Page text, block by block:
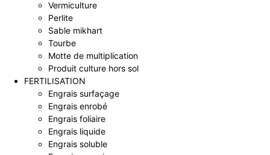
Vermiculture
Perlite
Sable mikhart
Tourbe
Motte de multiplication
Produit culture hors sol
FERTILISATION
Engrais surfaçage
Engrais enrobé
Engrais foliaire
Engrais liquide
Engrais soluble